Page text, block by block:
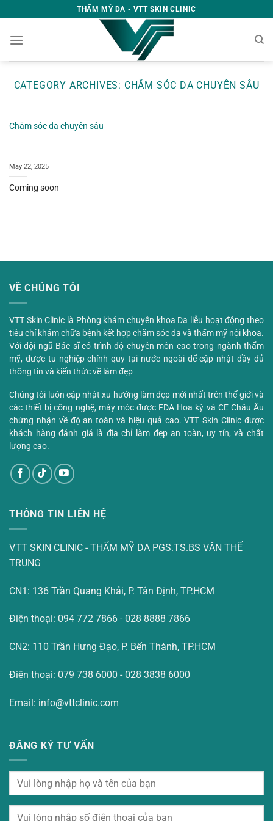
to
content
THẨM MỸ DA - VTT SKIN CLINIC
CATEGORY ARCHIVES: CHĂM SÓC DA CHUYÊN SÂU
Chăm sóc da chuyên sâu
May 22, 2025
Coming soon
VỀ CHÚNG TÔI
VTT Skin Clinic là Phòng khám chuyên khoa Da liễu hoạt động theo
tiêu chí khám chữa bệnh kết hợp chăm sóc da và thẩm mỹ nội khoa.
Với đội ngũ Bác sĩ có trình độ chuyên môn cao trong ngành thẩm
mỹ, được tu nghiệp chính quy tại nước ngoài để cập nhật đầy đủ
thông tin và kiến thức về làm đẹp
Chúng tôi luôn cập nhật xu hướng làm đẹp mới nhất trên thế giới và
các thiết bị công nghệ, máy móc được FDA Hoa kỳ và CE Châu Âu
chứng nhận về độ an toàn và hiệu quả cao. VTT Skin Clinic được
khách hàng đánh giá là địa chỉ làm đẹp an toàn, uy tín, và chất
lượng cao.
THÔNG TIN LIÊN HỆ
VTT SKIN CLINIC - THẨM MỸ DA PGS.TS.BS VĂN THẾ
TRUNG
CN1: 136 Trần Quang Khải, P. Tân Định, TP.HCM
Điện thoại: 094 772 7866 - 028 8888 7866
CN2: 110 Trần Hưng Đạo, P. Bến Thành, TP.HCM
Điện thoại: 079 738 6000 - 028 3838 6000
Email: info@vttclinic.com
ĐĂNG KÝ TƯ VẤN